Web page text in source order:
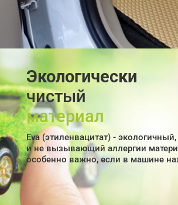
Экологически
чистый
материал
Eva (этиленвацитат) -
и не вызывающий аллергии
особенно важно, если в машине